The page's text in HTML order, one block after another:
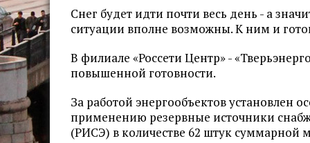
Снег будет идти почти весь день - а
ситуации вполне возможны. К ним и
В филиале «Россети Центр» -
повышенной готовности.
За работой энергообъектов установлен
применению резервные источники
(РИСЭ) в количестве 62 штук суммарной